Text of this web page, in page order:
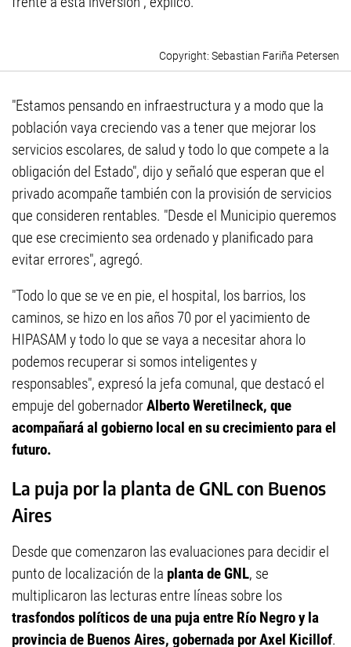
Sebastian Fariña Petersen
"Estamos pensando en infraestructura y a modo que la
población vaya creciendo vas a tener que mejorar los
servicios escolares, de salud y todo lo que compete a la
obligación del Estado", dijo y señaló que esperan que el
privado acompañe también con la provisión de servicios
que consideren rentables. "Desde el Municipio queremos
que ese crecimiento sea ordenado y planificado para
evitar errores", agregó.
"Todo lo que se ve en pie, el hospital, los barrios, los
caminos, se hizo en los años 70 por el yacimiento de
HIPASAM y todo lo que se vaya a necesitar ahora lo
podemos recuperar si somos inteligentes y
responsables", expresó la jefa comunal, que destacó el
empuje del gobernadorAlberto Weretilneck, que
acompañará al gobierno local en su crecimiento para el
futuro.
La puja por la planta de GNL con Buenos
Aires
Desde que comenzaron las evaluaciones para decidir el
punto de localización de la planta de GNL, se
multiplicaron las lecturas entre líneas sobre los
trasfondos políticos de una puja entre Río Negro y la
provincia de Buenos Aires, gobernada por Axel Kicillof.